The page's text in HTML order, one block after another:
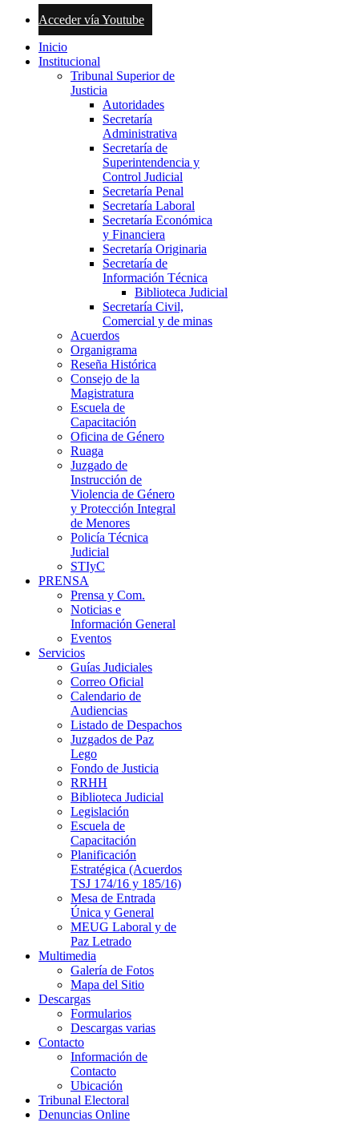
Acceder vía Youtube
Inicio
Institucional
Tribunal Superior de
Justicia
Autoridades
Secretaría
Administrativa
Secretaría de
Superintendencia y
Control Judicial
Secretaría Penal
Secretaría Laboral
Secretaría Económica
y Financiera
Secretaría Originaria
Secretaría de
Información Técnica
Biblioteca Judicial
Secretaría Civil,
Comercial y de minas
Acuerdos
Organigrama
Reseña Histórica
Consejo de la
Magistratura
Escuela de
Capacitación
Oficina de Género
Ruaga
Juzgado de
Instrucción de
Violencia de Género
y Protección Integral
de Menores
Policía Técnica
Judicial
STIyC
PRENSA
Prensa y Com.
Noticias e
Información General
Eventos
Servicios
Guías Judiciales
Correo Oficial
Calendario de
Audiencias
Listado de Despachos
Juzgados de Paz
Lego
Fondo de Justicia
RRHH
Biblioteca Judicial
Legislación
Escuela de
Capacitación
Planificación
Estratégica (Acuerdos
TSJ 174/16 y 185/16)
Mesa de Entrada
Única y General
MEUG Laboral y de
Paz Letrado
Multimedia
Galería de Fotos
Mapa del Sitio
Descargas
Formularios
Descargas varias
Contacto
Información de
Contacto
Ubicación
Tribunal Electoral
Denuncias Online